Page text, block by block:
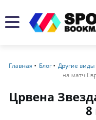
Главная Блог Другие виды
на матч
Црвена
8